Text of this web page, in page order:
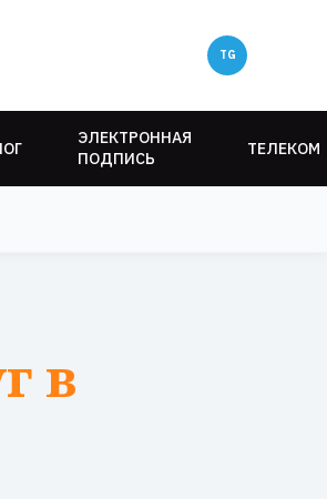
ЭЛЕКТРОННАЯ
ПОДПИСЬ
ТЕЛЕКОМ
в